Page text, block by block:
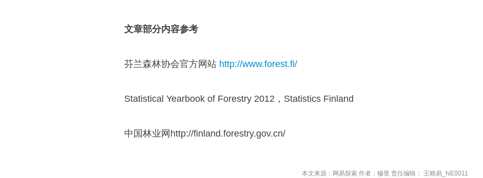
文章部分内容参考
芬兰森林协会官方网站 http://www.forest.fi/
Statistical Yearbook of Forestry 2012，Statistics Finland
中国林业网http://finland.forestry.gov.cn/
本文来源：网易探索 作者：穆昱 责任编辑： 王晓易_NE0011